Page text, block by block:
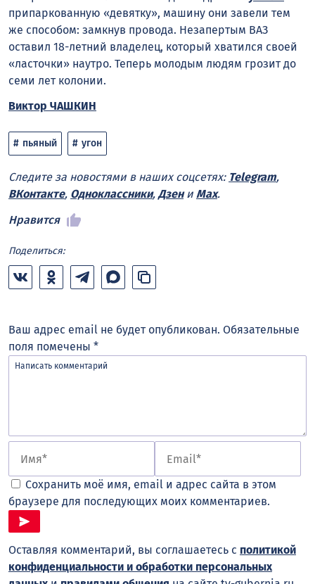
припаркованную «девятку», машину они завели тем
же способом: замкнув провода. Незапертым ВАЗ
оставил 18-летний владелец, который хватился своей
«ласточки» наутро. Теперь молодым людям грозит до
семи лет колонии.
Виктор ЧАШКИН
пьяный угон
Следите за новостями в наших соцсетях: Telegram,
ВКонтакте, Одноклассники, Дзени Max.
Нравится
Поделиться:
Ваш адрес email не будет опубликован. Обязательные
поля помечены *
Сохранить моё имя, email и адрес сайта в этом
браузере для последующих моих комментариев.
Оставляя комментарий, вы соглашаетесь с политикой
конфиденциальности и обработки персональных